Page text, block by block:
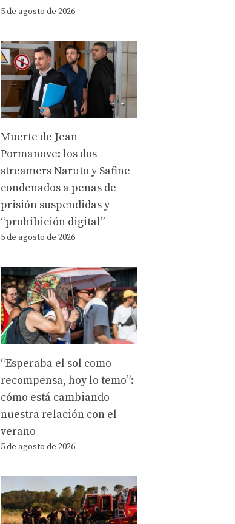
5 de agosto de 2026
Muerte de Jean
Pormanove: los dos
streamers Naruto y Safine
condenados a penas de
prisión suspendidas y
“prohibición digital”
5 de agosto de 2026
“Esperaba el sol como
recompensa, hoy lo temo”:
cómo está cambiando
nuestra relación con el
verano
5 de agosto de 2026